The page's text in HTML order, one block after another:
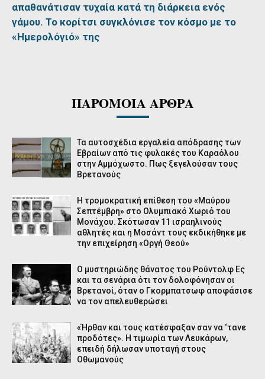
απαθανάτισαν τυχαία κατά τη διάρκεια ενός
γάμου. Το κορίτσι συγκλόνισε τον κόσμο με το
«Ημερολόγιό» της
ΠΑΡΟΜΟΙΑ ΑΡΘΡΑ
Τα αυτοσχέδια εργαλεία απόδρασης των
Εβραίων από τις φυλακές του Καραόλου
στην Αμμόχωστο. Πως ξεγελούσαν τους
Βρετανούς
Η τρομοκρατική επίθεση του «Μαύρου
Σεπτέμβρη» στο Ολυμπιακό Χωριό του
Μονάχου. Σκότωσαν 11 ισραηλινούς
αθλητές και η Μοσάντ τους εκδικήθηκε με
την επιχείρηση «Οργή Θεού»
Ο μυστηριώδης θάνατος του Ρούντολφ Ες
και τα σενάρια ότι τον δολοφόνησαν οι
Bρετανοί, όταν ο Γκορμπατσωφ αποφάσισε
να τον απελευθερώσει
«Ήρθαν και τους κατέσφαξαν σαν να ‘τανε
προδότες». Η τιμωρία των Λευκάρων,
επειδή δήλωσαν υποταγή στους
Οθωμανούς